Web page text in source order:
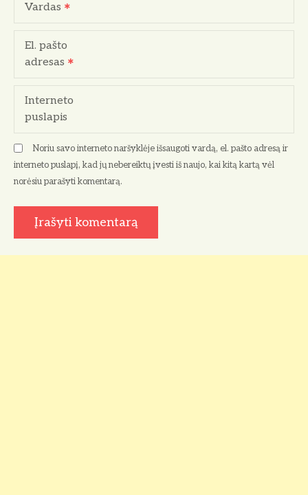
a
š
ų
Vardas
El. pašto
adresas
Interneto
puslapis
Noriu savo interneto naršyklėje išsaugoti vardą, el. pašto adresą ir
interneto puslapį, kad jų nebereiktų įvesti iš naujo, kai kitą kartą vėl
norėsiu parašyti komentarą.